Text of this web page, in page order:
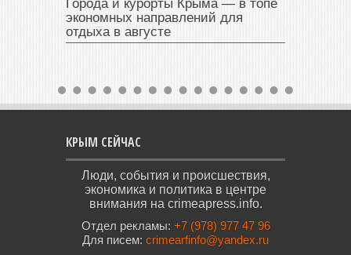
Города и курорты Крыма — в топе
экономных направлений для
отдыха в августе
КРЫМ СЕЙЧАС
Люди, события и происшествия,
экономика и политика в центре
внимания на crimeapress.info.
Отдел рекламы: +7 (978) 977 47 96
Для писем: crimearfinfo@yandex.ru